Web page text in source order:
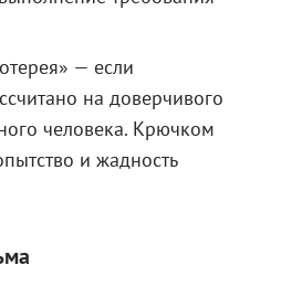
— если
на доверчивого
человека. Крючком
и жадность